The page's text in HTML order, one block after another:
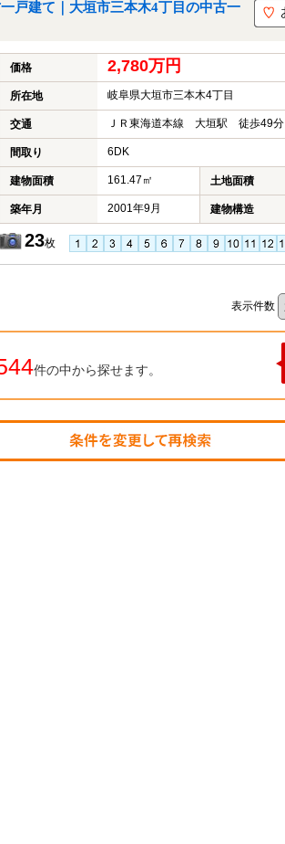
戸建て｜大垣市三本木4丁目の中古一
価格 2,780万円
所在地 岐阜県大垣市三本木4丁目
交通 ＪＲ東海道本線 大垣駅 徒歩49分
間取り 6DK
建物面積 161.47㎡ 土地面積
築年月 2001年9月 建物構造
23枚
表示件数
件の中から探せます。